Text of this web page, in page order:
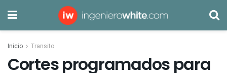
Inicio Transito
Cortes programados para